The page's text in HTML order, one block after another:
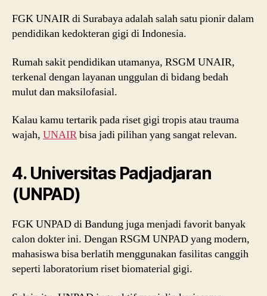
FGK UNAIR di Surabaya adalah salah satu pionir dalam
pendidikan kedokteran gigi di Indonesia.
Rumah sakit pendidikan utamanya, RSGM UNAIR,
terkenal dengan layanan unggulan di bidang bedah
mulut dan maksilofasial.
Kalau kamu tertarik pada riset gigi tropis atau trauma
wajah, UNAIRbisa jadi pilihan yang sangat relevan.
4. Universitas Padjadjaran
(UNPAD)
FGK UNPAD di Bandung juga menjadi favorit banyak
calon dokter ini. Dengan RSGM UNPAD yang modern,
mahasiswa bisa berlatih menggunakan fasilitas canggih
seperti laboratorium riset biomaterial gigi.